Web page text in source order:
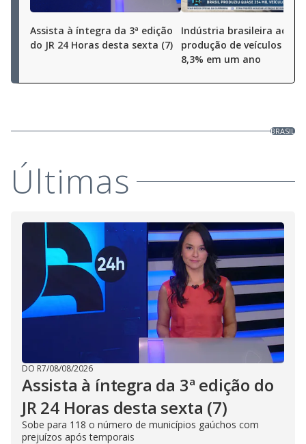
Assista à íntegra da 3ª edição
do JR 24 Horas desta sexta (7)
Indústria brasileira
produção de veículos
8,3% em um ano
BRASIL
Últimas
DO R7/08/08/2026
Assista à íntegra da 3ª edição do
JR 24 Horas desta sexta (7)
Sobe para 118 o número de municípios gaúchos com
prejuízos após temporais